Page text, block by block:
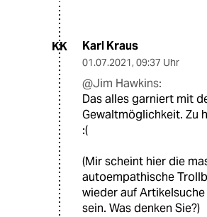
KK Karl Kraus
01.07.2021, 09:37 Uhr
@Jim Hawkins:
Das alles garniert mit
Gewaltmöglichkeit. Zu
:(
(Mir scheint hier die
autoempathische
wieder auf Artikelsuche
sein. Was denken Sie?)